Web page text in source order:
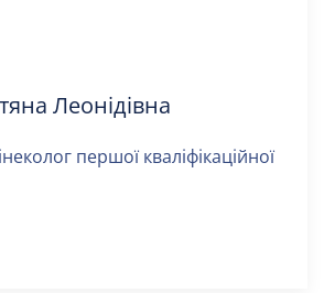
Леонідівна
першої кваліфікаційної